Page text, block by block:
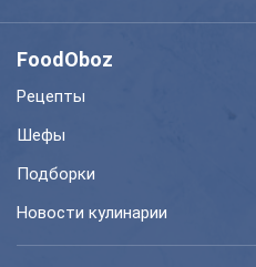
FoodOboz
Рецепты
Шефы
Подборки
Новости кулинарии